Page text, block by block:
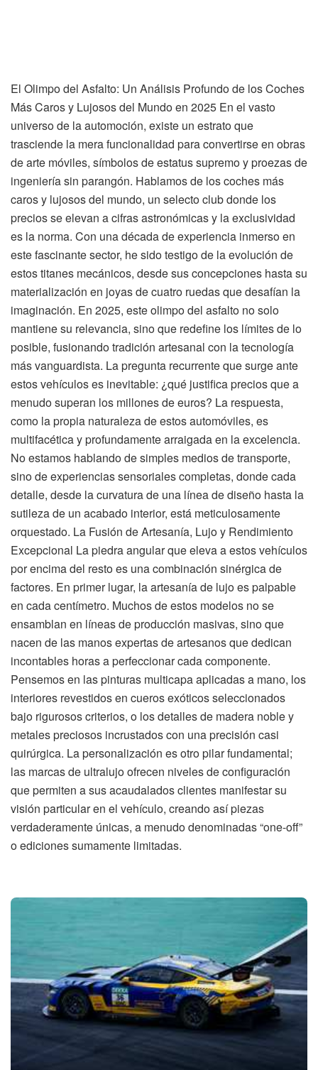
El Olimpo del Asfalto: Un Análisis Profundo de los Coches
Más Caros y Lujosos del Mundo en 2025 En el vasto
universo de la automoción, existe un estrato que
trasciende la mera funcionalidad para convertirse en obras
de arte móviles, símbolos de estatus supremo y proezas de
ingeniería sin parangón. Hablamos de los coches más
caros y lujosos del mundo, un selecto club donde los
precios se elevan a cifras astronómicas y la exclusividad
es la norma. Con una década de experiencia inmerso en
este fascinante sector, he sido testigo de la evolución de
estos titanes mecánicos, desde sus concepciones hasta su
materialización en joyas de cuatro ruedas que desafían la
imaginación. En 2025, este olimpo del asfalto no solo
mantiene su relevancia, sino que redefine los límites de lo
posible, fusionando tradición artesanal con la tecnología
más vanguardista. La pregunta recurrente que surge ante
estos vehículos es inevitable: ¿qué justifica precios que a
menudo superan los millones de euros? La respuesta,
como la propia naturaleza de estos automóviles, es
multifacética y profundamente arraigada en la excelencia.
No estamos hablando de simples medios de transporte,
sino de experiencias sensoriales completas, donde cada
detalle, desde la curvatura de una línea de diseño hasta la
sutileza de un acabado interior, está meticulosamente
orquestado. La Fusión de Artesanía, Lujo y Rendimiento
Excepcional La piedra angular que eleva a estos vehículos
por encima del resto es una combinación sinérgica de
factores. En primer lugar, la artesanía de lujo es palpable
en cada centímetro. Muchos de estos modelos no se
ensamblan en líneas de producción masivas, sino que
nacen de las manos expertas de artesanos que dedican
incontables horas a perfeccionar cada componente.
Pensemos en las pinturas multicapa aplicadas a mano, los
interiores revestidos en cueros exóticos seleccionados
bajo rigurosos criterios, o los detalles de madera noble y
metales preciosos incrustados con una precisión casi
quirúrgica. La personalización es otro pilar fundamental;
las marcas de ultralujo ofrecen niveles de configuración
que permiten a sus acaudalados clientes manifestar su
visión particular en el vehículo, creando así piezas
verdaderamente únicas, a menudo denominadas “one-off”
o ediciones sumamente limitadas.